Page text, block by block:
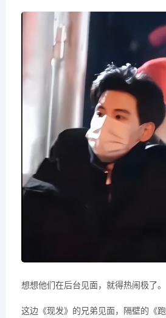
想想他们在后台见面，就得热闹极了。
这边《现发》的兄弟见面，隔壁的《